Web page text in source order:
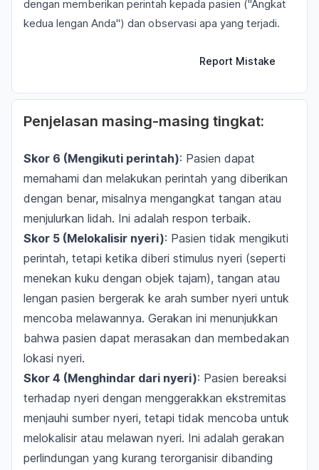
dengan memberikan perintah kepada pasien ("Angkat
kedua lengan Anda") dan observasi apa yang terjadi.
Report Mistake
Penjelasan masing-masing tingkat:
Skor 6 (Mengikuti perintah): Pasien dapat
memahami dan melakukan perintah yang diberikan
dengan benar, misalnya mengangkat tangan atau
menjulurkan lidah. Ini adalah respon terbaik.
Skor 5 (Melokalisir nyeri): Pasien tidak mengikuti
perintah, tetapi ketika diberi stimulus nyeri (seperti
menekan kuku dengan objek tajam), tangan atau
lengan pasien bergerak ke arah sumber nyeri untuk
mencoba melawannya. Gerakan ini menunjukkan
bahwa pasien dapat merasakan dan membedakan
lokasi nyeri.
Skor 4 (Menghindar dari nyeri): Pasien bereaksi
terhadap nyeri dengan menggerakkan ekstremitas
menjauhi sumber nyeri, tetapi tidak mencoba untuk
melokalisir atau melawan nyeri. Ini adalah gerakan
perlindungan yang kurang terorganisir dibanding